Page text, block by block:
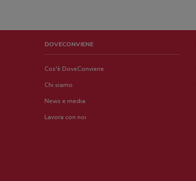
DOVECONVIENE
Cos'è DoveConviene
Chi siamo
News e media
Lavora con noi